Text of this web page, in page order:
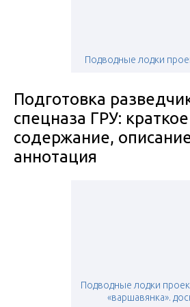
Подводные лодки
Подготовка
спецназа ГРУ: краткое
содержание,
аннотация
Подводные лодки
«варшавянка».